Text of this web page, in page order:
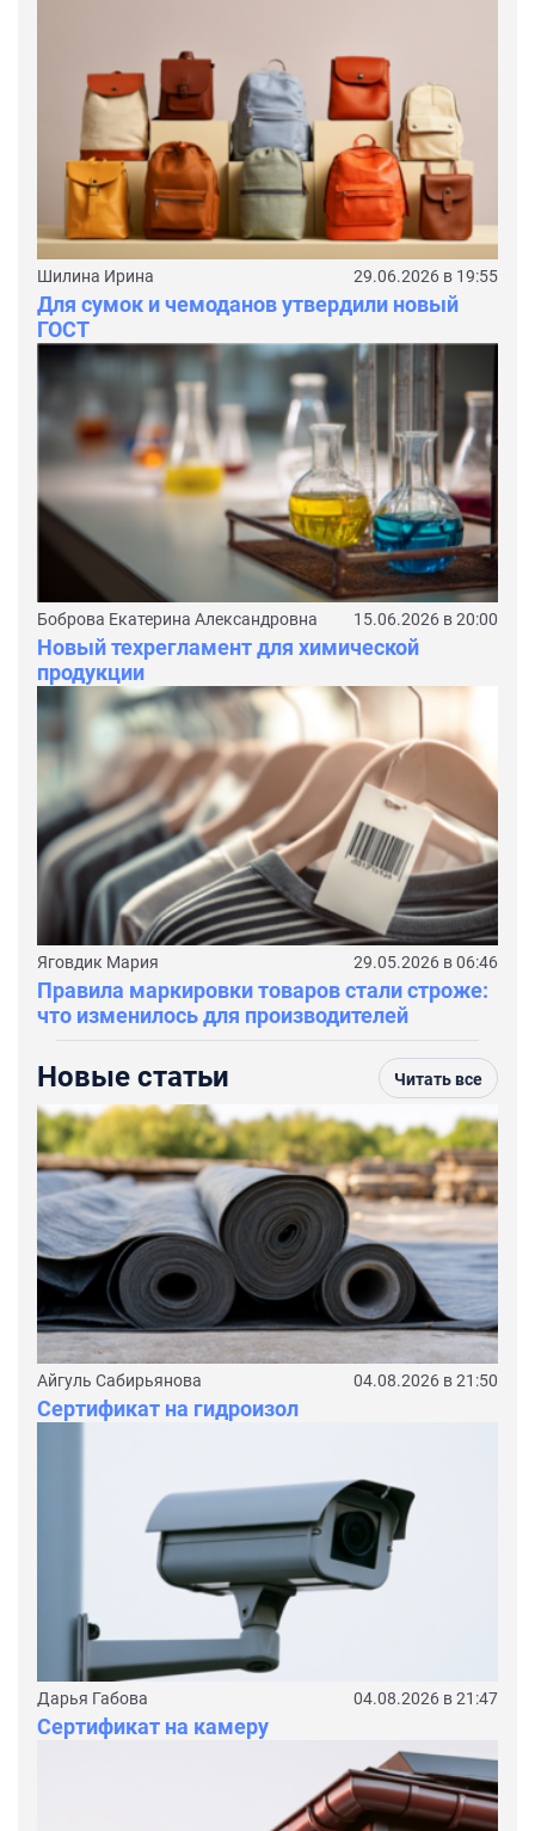
Шилина Ирина 29.06.2026 в 19:55
Для сумок и чемоданов утвердили новый
ГОСТ
Боброва Екатерина Александровна 15.06.2026 в 20:00
Новый техрегламент для химической
продукции
Яговдик Мария 29.05.2026 в 06:46
Правила маркировки товаров стали строже:
что изменилось для производителей
Новые статьи Читать все
Айгуль Сабирьянова 04.08.2026 в 21:50
Сертификат на гидроизол
Дарья Габова 04.08.2026 в 21:47
Сертификат на камеру